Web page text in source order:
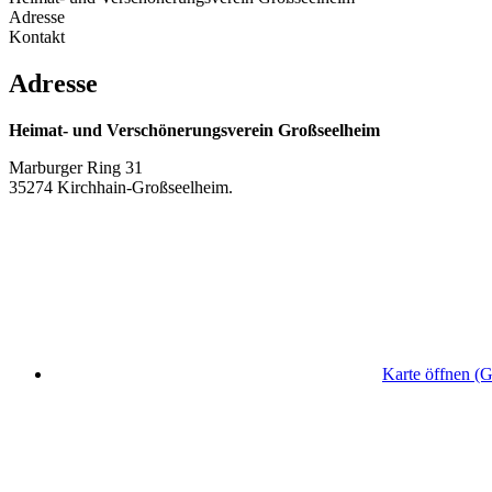
Adresse
Kontakt
Adresse
Heimat- und Verschönerungsverein Großseelheim
Marburger Ring 31
35274 Kirchhain-Großseelheim.
Karte öffnen